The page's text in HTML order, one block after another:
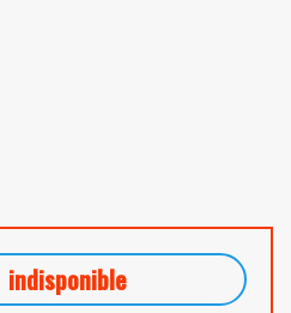
indisponible